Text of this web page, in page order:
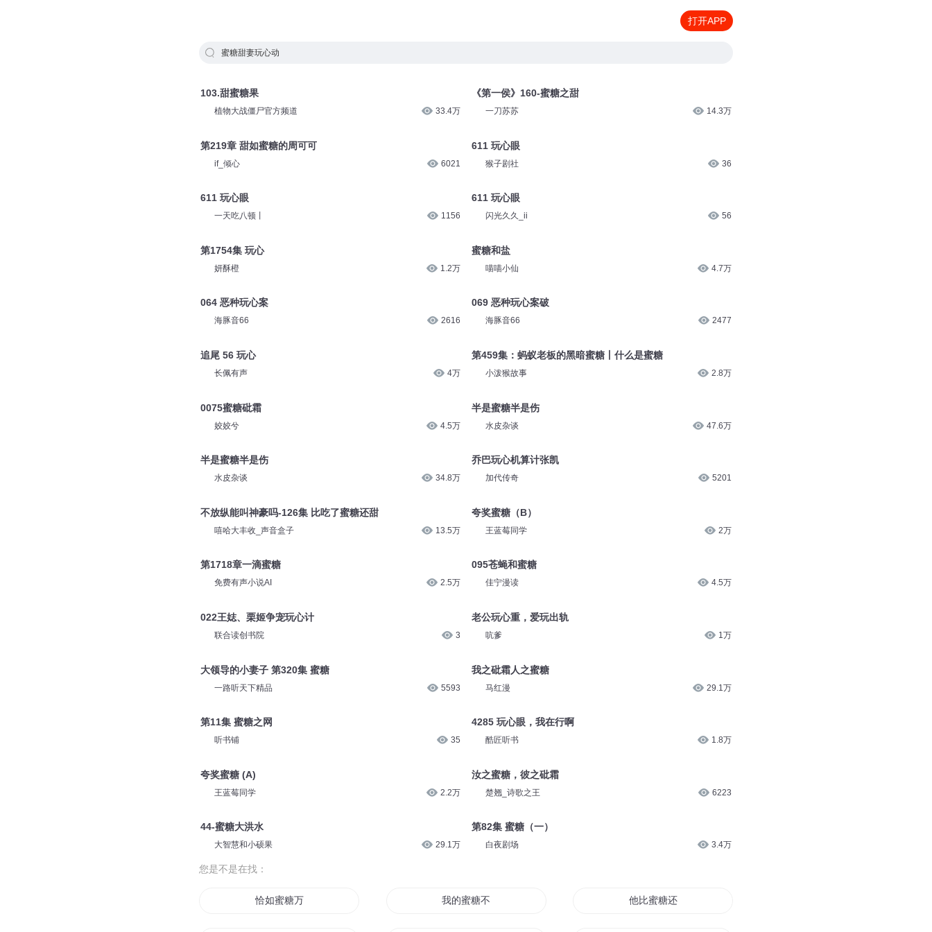
打开APP
蜜糖甜妻玩心动
103.甜蜜糖果
植物大战僵尸官方频道 33.4万
第219章 甜如蜜糖的周可可
if_倾心 6021
611 玩心眼
一天吃八顿丨 1156
第1754集 玩心
妍酥橙 1.2万
064 恶种玩心案
海豚音66 2616
追尾 56 玩心
长佩有声 4万
0075蜜糖砒霜
姣姣兮 4.5万
半是蜜糖半是伤
水皮杂谈 34.8万
不放纵能叫神豪吗-126集 比吃了蜜糖还甜
嘻哈大丰收_声音盒子 13.5万
第1718章一滴蜜糖
免费有声小说AI 2.5万
022王娡、栗姬争宠玩心计
联合读创书院 3
大领导的小妻子 第320集 蜜糖
一路听天下精品 5593
第11集 蜜糖之网
听书铺 35
夸奖蜜糖 (A)
王蓝莓同学 2.2万
44-蜜糖大洪水
大智慧和小硕果 29.1万
《第一侯》160-蜜糖之甜
一刀苏苏 14.3万
611 玩心眼
猴子剧社 36
611 玩心眼
闪光久久_ii 56
蜜糖和盐
喵喵小仙 4.7万
069 恶种玩心案破
海豚音66 2477
第459集：蚂蚁老板的黑暗蜜糖丨什么是蜜糖
小泼猴故事 2.8万
半是蜜糖半是伤
水皮杂谈 47.6万
乔巴玩心机算计张凯
加代传奇 5201
夸奖蜜糖（B）
王蓝莓同学 2万
095苍蝇和蜜糖
佳宁漫读 4.5万
老公玩心重，爱玩出轨
吭爹 1万
我之砒霜人之蜜糖
马红漫 29.1万
4285 玩心眼，我在行啊
酷匠听书 1.8万
汝之蜜糖，彼之砒霜
楚翘_诗歌之王 6223
第82集 蜜糖（一）
白夜剧场 3.4万
您是不是在找：
恰如蜜糖万分甜 我的蜜糖不要那么甜 他比蜜糖还甜